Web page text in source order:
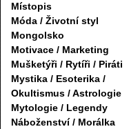
Místopis
Móda / Životní styl
Mongolsko
Motivace / Marketing
Mušketýři / Rytíři / Piráti
Mystika / Esoterika /
Okultismus / Astrologie
Mytologie / Legendy
Náboženství / Morálka